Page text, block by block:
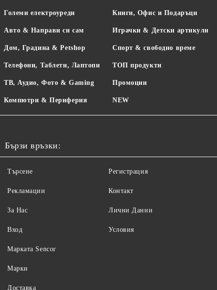
Големи електроуреди
Авто & Направи си сам
Дом, Градина & Petshop
Телефони, Таблети, Лаптопи
ТВ, Аудио, Фото & Gaming
Компютри & Периферия
Книги, Офис и Подаръци
Играчки & Детски артикули
Спорт & свободно време
ТОП продукти
Промоции
NEW
Бързи връзки:
Търсене
Рекламации
За Нас
Вход
Регистрация
Контакт
Лични Данни
Условия
Maрката Sencor
Марки
Доставка